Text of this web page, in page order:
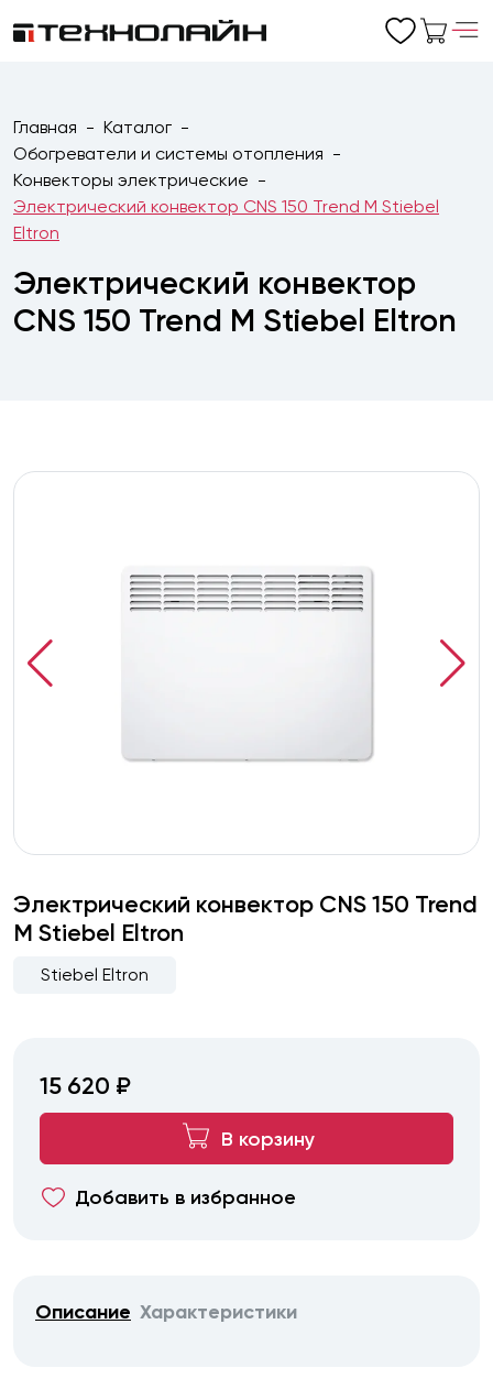
Главная
Каталог
Обогреватели и системы отопления
Конвекторы электрические
Электрический конвектор CNS 150 Trend M Stiebel
Eltron
Электрический конвектор
CNS 150 Trend M Stiebel Eltron
Электрический конвектор CNS 150 Trend
M Stiebel Eltron
Stiebel Eltron
15 620 ₽
В корзину
Добавить в избранное
Описание Характеристики